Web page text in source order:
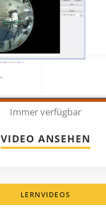
Immer verfügbar
VIDEO ANSEHEN
LERNVIDEOS